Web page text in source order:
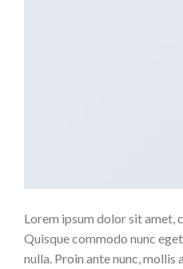
Lorem ipsum dolor sit amet,
Quisque commodo nunc
nulla. Proin ante nunc,